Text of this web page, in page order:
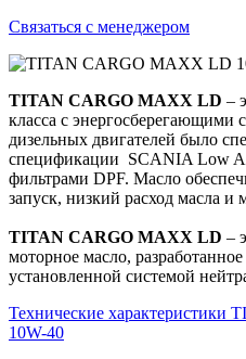
Связаться с менеджером
TITAN CARGO MAXX LD –
класса с энергосберегающими
дизельных двигателей было
спецификации SCANIA Low
фильтрами DPF. Масло
запуск, низкий расход масла
TITAN CARGO MAXX LD –
моторное масло,
установленной системой
Технические
10W-40